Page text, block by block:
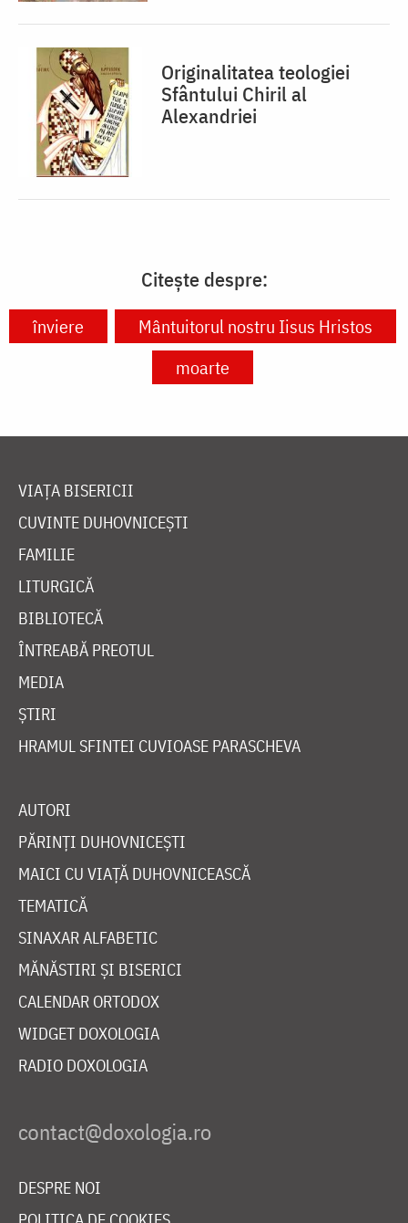
Originalitatea teologiei
Sfântului Chiril al
Alexandriei
Citește despre:
înviere
Mântuitorul nostru Iisus Hristos
moarte
VIAȚA BISERICII
CUVINTE DUHOVNICEȘTI
FAMILIE
LITURGICĂ
BIBLIOTECĂ
ÎNTREABĂ PREOTUL
MEDIA
ȘTIRI
HRAMUL SFINTEI CUVIOASE PARASCHEVA
AUTORI
PĂRINȚI DUHOVNICEȘTI
MAICI CU VIAȚĂ DUHOVNICEASCĂ
TEMATICĂ
SINAXAR ALFABETIC
MĂNĂSTIRI ȘI BISERICI
CALENDAR ORTODOX
WIDGET DOXOLOGIA
RADIO DOXOLOGIA
DESPRE NOI